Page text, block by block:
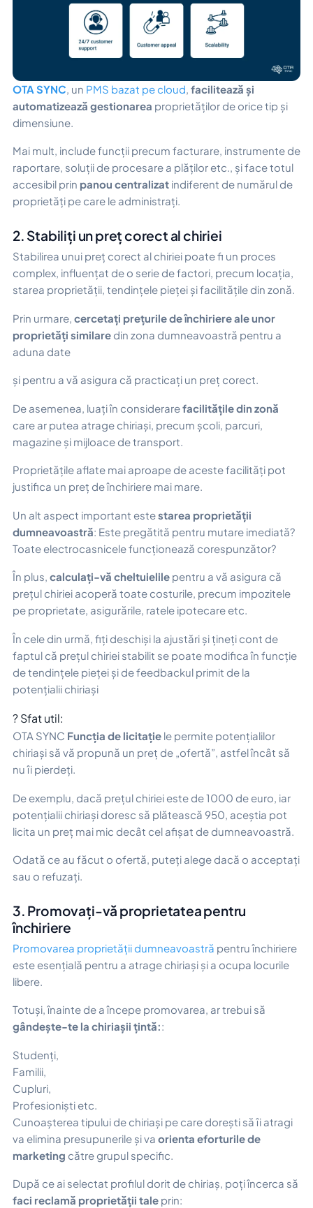
OTA SYNC, un PMS bazat pe cloud, facilitează și
automatizează gestionarea proprietăților de orice tip și
dimensiune.
Mai mult, include funcții precum facturare, instrumente de
raportare, soluții de procesare a plăților etc., și face totul
accesibil prin panou centralizat indiferent de numărul de
proprietăți pe care le administrați.
2. Stabiliți un preț corect al chiriei
Stabilirea unui preț corect al chiriei poate fi un proces
complex, influențat de o serie de factori, precum locația,
starea proprietății, tendințele pieței și facilitățile din zonă.
Prin urmare, cercetați prețurile de închiriere ale unor
proprietăți similare din zona dumneavoastră pentru a
aduna date
și pentru a vă asigura că practicați un preț corect.
De asemenea, luați în considerarefacilitățile din zonă
care ar putea atrage chiriași, precum școli, parcuri,
magazine și mijloace de transport.
Proprietățile aflate mai aproape de aceste facilități pot
justifica un preț de închiriere mai mare.
Un alt aspect important estestarea proprietății
dumneavoastră: Este pregătită pentru mutare imediată?
Toate electrocasnicele funcționează corespunzător?
În plus, calculați-vă cheltuielile pentru a vă asigura că
prețul chiriei acoperă toate costurile, precum impozitele
pe proprietate, asigurările, ratele ipotecare etc.
În cele din urmă, fiți deschiși la ajustări și țineți cont de
faptul că prețul chiriei stabilit se poate modifica în funcție
de tendințele pieței și de feedbackul primit de la
potențialii chiriași
? Sfat util:
OTA SYNC Funcția de licitație le permite potențialilor
chiriași să vă propună un preț de „ofertă”, astfel încât să
nu îi pierdeți.
De exemplu, dacă prețul chiriei este de 1000 de euro, iar
potențialii chiriași doresc să plătească 950, aceștia pot
licita un preț mai mic decât cel afișat de dumneavoastră.
Odată ce au făcut o ofertă, puteți alege dacă o acceptați
sau o refuzați.
3. Promovați-vă proprietatea pentru
închiriere
Promovarea proprietății dumneavoastră pentru închiriere
este esențială pentru a atrage chiriași și a ocupa locurile
libere.
Totuși, înainte de a începe promovarea, ar trebui să
gândește-te la chiriașii țintă::
Studenți,
Familii,
Cupluri,
Profesioniști etc.
Cunoașterea tipului de chiriași pe care dorești să îi atragi
va elimina presupunerile și va orienta eforturile de
marketing către grupul specific.
După ce ai selectat profilul dorit de chiriaș, poți încerca să
faci reclamă proprietății tale prin: